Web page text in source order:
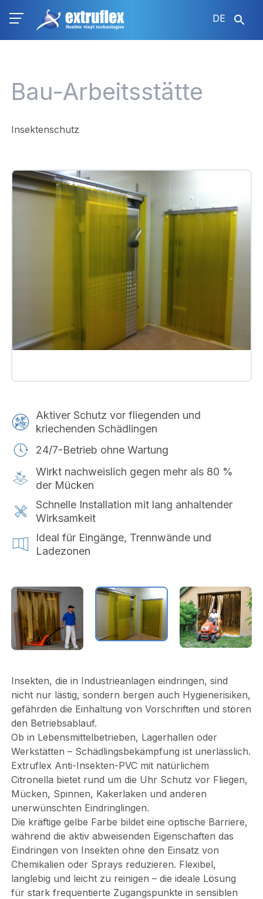
zum
DE
Bau-Arbeitsstätte
Insektenschutz
Aktiver Schutz vor fliegenden und
kriechenden Schädlingen
24/7-Betrieb ohne Wartung
Wirkt nachweislich gegen mehr als 80 %
der Mücken
Schnelle Installation mit lang anhaltender
Wirksamkeit
Ideal für Eingänge, Trennwände und
Ladezonen
Insekten, die in Industrieanlagen eindringen, sind
nicht nur lästig, sondern bergen auch Hygienerisiken,
gefährden die Einhaltung von Vorschriften und stören
den Betriebsablauf.
Ob in Lebensmittelbetrieben, Lagerhallen oder
Werkstätten – Schädlingsbekämpfung ist unerlässlich.
Extruflex Anti-Insekten-PVC mit natürlichem
Citronella bietet rund um die Uhr Schutz vor Fliegen,
Mücken, Spinnen, Kakerlaken und anderen
unerwünschten Eindringlingen.
Die kräftige gelbe Farbe bildet eine optische Barriere,
während die aktiv abweisenden Eigenschaften das
Eindringen von Insekten ohne den Einsatz von
Chemikalien oder Sprays reduzieren. Flexibel,
langlebig und leicht zu reinigen – die ideale Lösung
für stark frequentierte Zugangspunkte in sensiblen